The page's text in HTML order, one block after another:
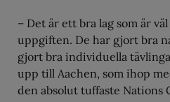
– Det är ett bra lag som är
uppgiften. De har gjort bra
gjort bra individuella
upp till Aachen, som ihop
den absolut tuffaste Nations